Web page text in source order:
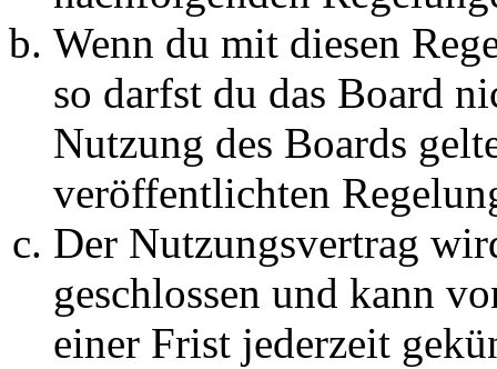
Wenn du mit diesen
so darfst du das Board
Nutzung des Boards
veröffentlichten
Der Nutzungsvertrag
geschlossen und kann
einer Frist jederzeit